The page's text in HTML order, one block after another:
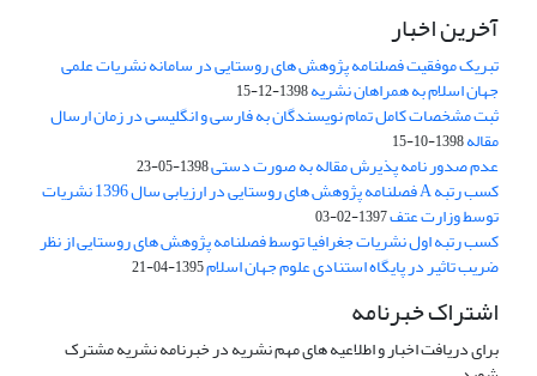
آخرین اخبار
تبریک موفقیت فصلنامه پژوهش های روستایی در سامانه نشریات علمی
جهان اسلام به همراهان نشریه1398-12-15
ثبت مشخصات کامل تمام نویسندگان به فارسی و انگلیسی در زمان ارسال
مقاله1398-10-15
عدم صدور نامه پذیرش مقاله به صورت دستی1398-05-23
کسب رتبه A فصلنامه پژوهش های روستایی در ارزیابی سال 1396 نشریات
توسط وزارت عتف1397-02-03
کسب رتبه اول نشریات جغرافیا توسط فصلنامه پژوهش های روستایی از نظر
ضریب تاثیر در پایگاه استنادی علوم جهان اسلام1395-04-21
اشتراک خبرنامه
برای دریافت اخبار و اطلاعیه های مهم نشریه در خبرنامه نشریه مشترک